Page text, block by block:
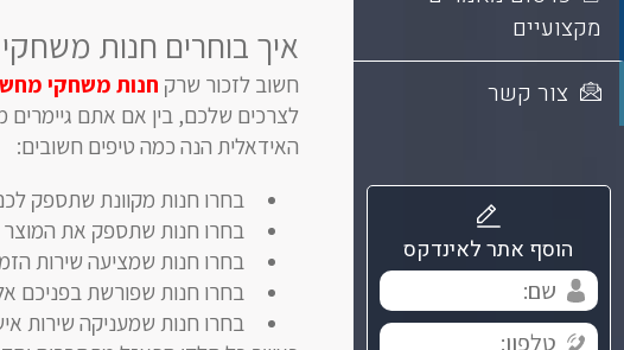
מקצועיים
צור קשר
הוסף אתר לאינדקס
איך בוחרים חנות
חשוב לזכור שרק חנות משחקי
לצרכים שלכם, בין אם אתם
האידאלית הנה כמה טיפים חשובים:
בחרו חנות מקוונת שתספק
בחרו חנות שתספק את
בחרו חנות שמציעה שירות
בחרו חנות שפורשת בפניכם
בחרו חנות שמעניקה שירות